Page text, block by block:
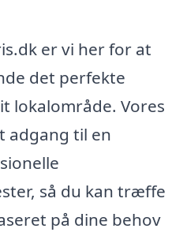
er vi her for at
det perfekte
lokalområde. Vores
adgang til en
så du kan træffe
på dine behov